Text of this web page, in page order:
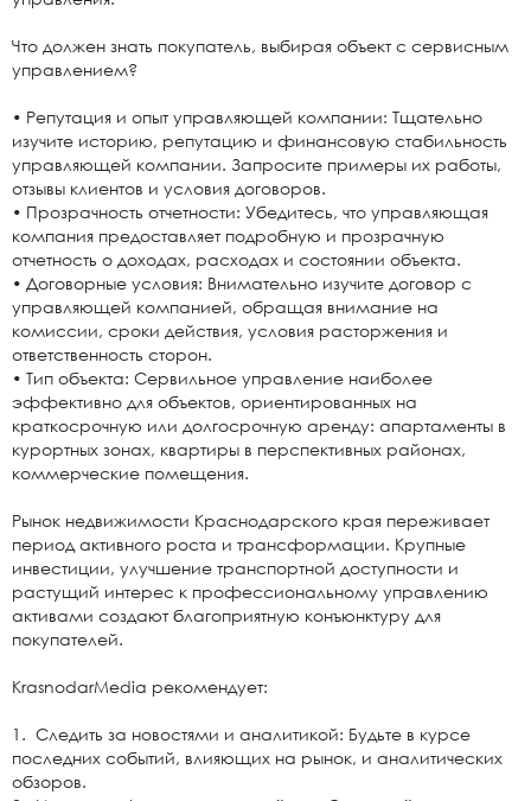
Что должен знать покупатель, выбирая объект с сервисным
управлением?
• Репутация и опыт управляющей компании: Тщательно
изучите историю, репутацию и финансовую стабильность
управляющей компании. Запросите примеры их работы,
отзывы клиентов и условия договоров.
• Прозрачность отчетности: Убедитесь, что управляющая
компания предоставляет подробную и прозрачную
отчетность о доходах, расходах и состоянии объекта.
• Договорные условия: Внимательно изучите договор с
управляющей компанией, обращая внимание на
комиссии, сроки действия, условия расторжения и
ответственность сторон.
• Тип объекта: Сервильное управление наиболее
эффективно для объектов, ориентированных на
краткосрочную или долгосрочную аренду: апартаменты в
курортных зонах, квартиры в перспективных районах,
коммерческие помещения.
Рынок недвижимости Краснодарского края переживает
период активного роста и трансформации. Крупные
инвестиции, улучшение транспортной доступности и
растущий интерес к профессиональному управлению
активами создают благоприятную конъюнктуру для
покупателей.
KrasnodarMedia рекомендует:
1. Следить за новостями и аналитикой: Будьте в курсе
последних событий, влияющих на рынок, и аналитических
обзоров.